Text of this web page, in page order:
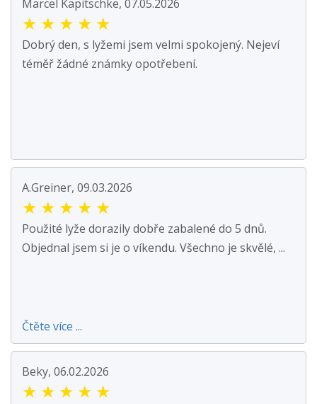
Marcel Kapitschke, 07.05.2026
★ ★ ★ ★ ★
Dobrý den, s lyžemi jsem velmi spokojený. Nejeví
téměř žádné známky opotřebení.
A.Greiner, 09.03.2026
★ ★ ★ ★ ★
Použité lyže dorazily dobře zabalené do 5 dnů.
Objednal jsem si je o víkendu. Všechno je skvělé, ...
Čtěte více ...
Beky, 06.02.2026
★ ★ ★ ★ ★